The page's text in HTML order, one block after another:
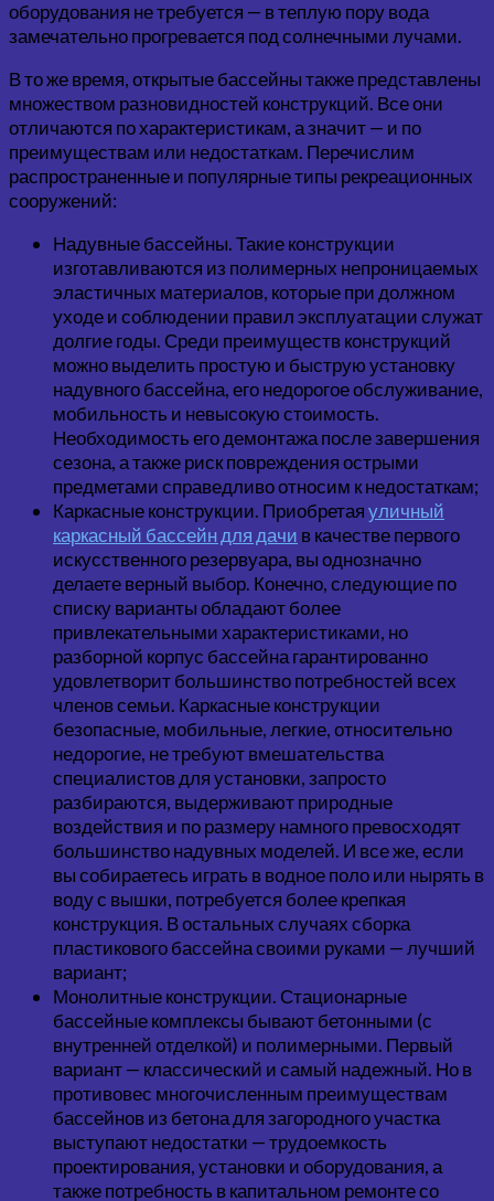
оборудования не требуется — в теплую пору вода
замечательно прогревается под солнечными лучами.
В то же время, открытые бассейны также представлены
множеством разновидностей конструкций. Все они
отличаются по характеристикам, а значит — и по
преимуществам или недостаткам. Перечислим
распространенные и популярные типы рекреационных
сооружений:
Надувные бассейны. Такие конструкции
изготавливаются из полимерных непроницаемых
эластичных материалов, которые при должном
уходе и соблюдении правил эксплуатации служат
долгие годы. Среди преимуществ конструкций
можно выделить простую и быструю установку
надувного бассейна, его недорогое обслуживание,
мобильность и невысокую стоимость.
Необходимость его демонтажа после завершения
сезона, а также риск повреждения острыми
предметами справедливо относим к недостаткам;
Каркасные конструкции. Приобретаяуличный
каркасный бассейн для дачи в качестве первого
искусственного резервуара, вы однозначно
делаете верный выбор. Конечно, следующие по
списку варианты обладают более
привлекательными характеристиками, но
разборной корпус бассейна гарантированно
удовлетворит большинство потребностей всех
членов семьи. Каркасные конструкции
безопасные, мобильные, легкие, относительно
недорогие, не требуют вмешательства
специалистов для установки, запросто
разбираются, выдерживают природные
воздействия и по размеру намного превосходят
большинство надувных моделей. И все же, если
вы собираетесь играть в водное поло или нырять в
воду с вышки, потребуется более крепкая
конструкция. В остальных случаях сборка
пластикового бассейна своими руками — лучший
вариант;
Монолитные конструкции. Стационарные
бассейные комплексы бывают бетонными (с
внутренней отделкой) и полимерными. Первый
вариант — классический и самый надежный. Но в
противовес многочисленным преимуществам
бассейнов из бетона для загородного участка
выступают недостатки — трудоемкость
проектирования, установки и оборудования, а
также потребность в капитальном ремонте со